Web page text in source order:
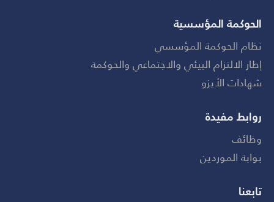
الحوكمة المؤسسية
نظام الحوكمة المؤسسي
إطار الالتزام البيئي والاجتماعي والحوكمة
شهادات الأيزو
روابط مفيدة
وظائف
بوابة الموردين
تابعنا